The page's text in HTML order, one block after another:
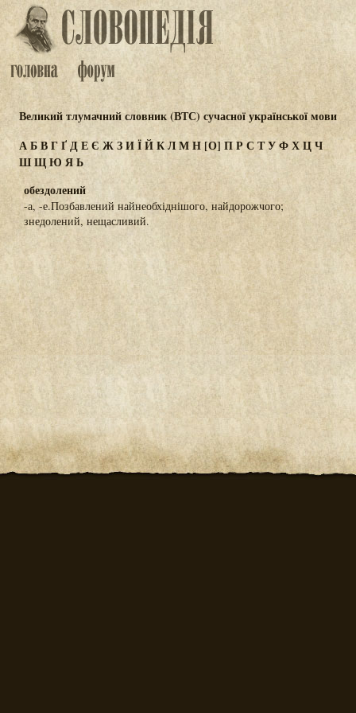
Великий тлумачний словник (ВТС) сучасної української мови
АБВГҐДЕЄ ЖЗИЇЙКЛМН[О] ПР СТУФХЦЧ
ШЩЮЯЬ
обездолений
-а, -е.Позбавлений найнеобхіднішого, найдорожчого;
знедолений, нещасливий.